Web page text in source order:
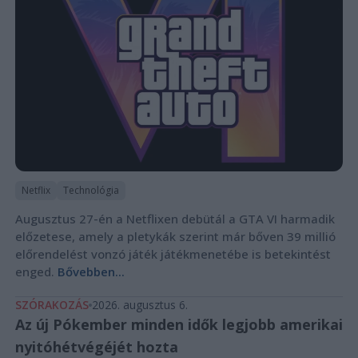
Netflix Technológia
Augusztus 27-én a Netflixen debütál a GTA VI harmadik
előzetese, amely a pletykák szerint már bőven 39 millió
előrendelést vonzó játék játékmenetébe is betekintést
enged. Bővebben...
SZÓRAKOZÁS 2026. augusztus 6.
Az új Pókember minden idők legjobb amerikai
nyitóhétvégéjét hozta